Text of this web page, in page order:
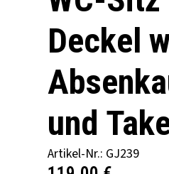
Deckel
und
Artikel-Nr.: GJ239